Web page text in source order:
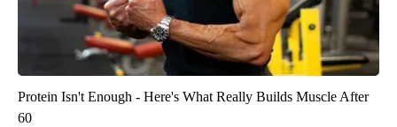
Protein Isn't Enough - Here's What Really Builds Muscle After
60